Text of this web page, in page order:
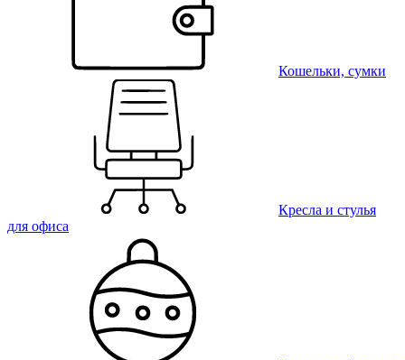
Кошельки, сумки
Кресла и стулья
для офиса